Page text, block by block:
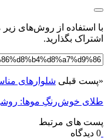
با استفاده از روش‌های زیر
اشتراک بگذارید.
«پست قبلی شلوارهای
طلای خوش‌رنگِ موها:
پست های مرتبط
0 دیدگاه